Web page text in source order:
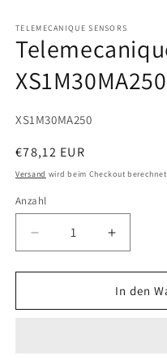
in
Modal
öffnen
TELEMECANIQUE SENSORS
XS1M30MA250
SKU:
XS1M30MA250
Normaler
Preis
€78,12 EUR
Versand wird beim Checkout berechnet
Anzahl
Verringere
die
Menge
Telemecanique
Erhöhe
die
Menge
für
In den